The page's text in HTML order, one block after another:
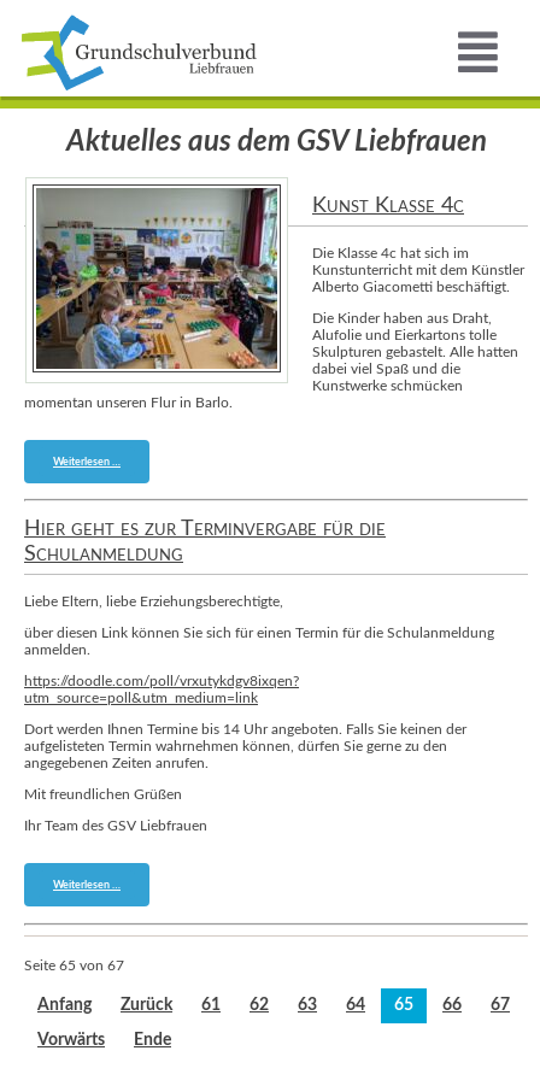
Aktuelles aus dem GSV Liebfrauen
Kunst Klasse 4c
Die Klasse 4c hat sich im
Kunstunterricht mit dem Künstler
Alberto Giacometti beschäftigt.
Die Kinder haben aus Draht,
Alufolie und Eierkartons tolle
Skulpturen gebastelt. Alle hatten
dabei viel Spaß und die
Kunstwerke schmücken
momentan unseren Flur in Barlo.
Weiterlesen …
Hier geht es zur Terminvergabe für die
Schulanmeldung
Liebe Eltern, liebe Erziehungsberechtigte,
über diesen Link können Sie sich für einen Termin für die Schulanmeldung
anmelden.
https://doodle.com/poll/vrxutykdgv8ixqen?
utm_source=poll&utm_medium=link
Dort werden Ihnen Termine bis 14 Uhr angeboten. Falls Sie keinen der
aufgelisteten Termin wahrnehmen können, dürfen Sie gerne zu den
angegebenen Zeiten anrufen.
Mit freundlichen Grüßen
Ihr Team des GSV Liebfrauen
Weiterlesen …
zur
die
Seite 65 von 67
Anfang Zurück 61 62 63 64 65 66 67
Vorwärts Ende